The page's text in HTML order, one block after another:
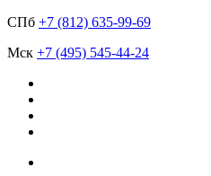
СПб +7 (812) 635-99-69
Мск +7 (495) 545-44-24